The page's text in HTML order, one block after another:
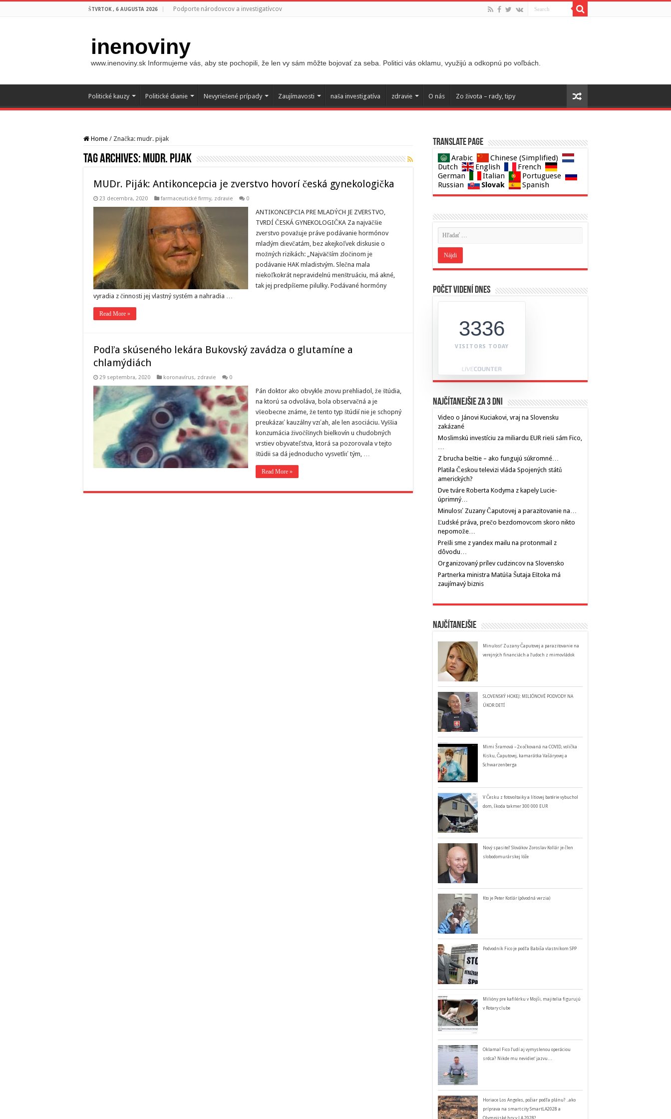
ŠTVRTOK , 6 AUGUSTA 2026 Podporte národovcov a investigatívcov
inenoviny
www.inenoviny.sk Informujeme vás, aby ste pochopili, že len vy sám môžte bojovať za seba. Politici vás oklamu, využijú a odkopnú po voľbách.
Politické kauzy Politické dianie Nevyriešené prípady Zaujímavosti naša investigatíva zdravie O nás Zo života – rady, tipy
Home / Značka: mudr. pijak
Tag Archives: mudr. pijak
MUDr. Piják: Antikoncepcia je zverstvo hovorí česká gynekologička
23 decembra, 2020 farmaceutické firmy, zdravie 0
ANTIKONCEPCIA PRE MLADÝCH JE ZVERSTVO,
TVRDÍ ČESKÁ GYNEKOLOGIČKA Za najväčšie
zverstvo považuje práve podávanie hormónov
mladým dievčatám, bez akejkoľvek diskusie o
možných rizikách: „Najväčším zločinom je
podávanie HAK mladistvým. Slečna mala
niekoľkokrát nepravidelnú menštruáciu, má akné,
tak jej predpíšeme pilulky. Podávané hormóny
vyradia z činnosti jej vlastný systém a nahradia …
Read More »
Podľa skúseného lekára Bukovský zavádza o glutamíne a
chlamýdiách
29 septembra, 2020 koronavírus, zdravie 0
Pán doktor ako obvykle znovu prehliadol, že štúdia,
na ktorú sa odvoláva, bola observačná a je
všeobecne známe, že tento typ štúdií nie je schopný
preukázať kauzálny vzťah, ale len asociáciu. Vyššia
konzumácia živočíšnych bielkovín u chudobných
vrstiev obyvateľstva, ktorá sa pozorovala v tejto
štúdii sa dá jednoducho vysvetliť tým, …
Read More »
Translate page
Arabic
Chinese (Simplified)
Dutch
English
French
German
Italian
Portuguese
Russian
Slovak Spanish
Počet videní dnes
3336
VISITORS TODAY
Najčítanejšie za 3 dni
Video o Jánovi Kuciakovi, vraj na Slovensku
zakázané
Moslimskú investíciu za miliardu EUR rieši sám Fico,
…
Z brucha beštie – ako fungujú súkromné…
Platila Českou televizi vláda Spojených států
amerických?
Dve tváre Roberta Kodyma z kapely Lucie-
úprimný…
Minulosť Zuzany Čaputovej a parazitovanie na…
Ľudské práva, prečo bezdomovcom skoro nikto
nepomože…
Prešli sme z yandex mailu na protonmail z
dôvodu…
Organizovaný prílev cudzincov na Slovensko
Partnerka ministra Matúša Šutaja Eštoka má
zaujímavý biznis
Najčítanejšie
Minulosť Zuzany Čaputovej a parazitovanie na
verejných financiách a ľudoch z mimovládok
SLOVENSKÝ HOKEJ: MILIÓNOVÉ PODVODY NA
ÚKOR DETÍ
Mimi Šramová – 2x očkovaná na COVID, volička
Kisku, Čaputovej, kamarátka Vašáryovej a
Schwarzenberga
V Česku z fotovoltaiky a lítiovej batérie vybuchol
dom, škoda takmer 300 000 EUR
Nový spasiteľ Slovákov Zoroslav Kollár je člen
slobodomurárskej lóže
Kto je Peter Kotlár (pôvodná verzia)
Podvodník Fico je podľa Babiša vlastníkom SPP
Milióny pre kafilérku v Mojši, majitelia figurujú
v Rotary clube
Oklamal Fico ľudí aj vymyslenou operáciou
srdca? Nikde mu nevidieť jazvu…
Horiace Los Angeles, požiar podľa plánu? ..ako
príprava na smart city SmartLA2028 a